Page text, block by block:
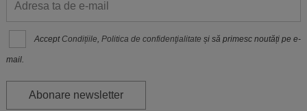
Accept Condițiile,Politica de confidenţialitate și să primesc noutăți pe e-
mail.
Abonare newsletter